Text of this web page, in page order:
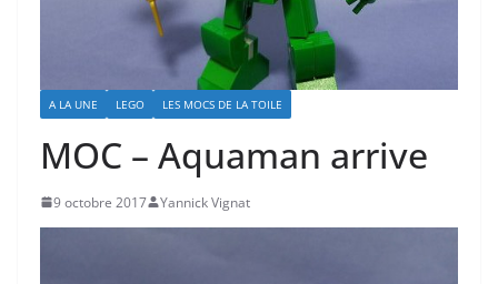
A LA UNE LEGO LES MOCS DE LA TOILE
MOC – Aquaman arrive
9 octobre 2017 Yannick Vignat